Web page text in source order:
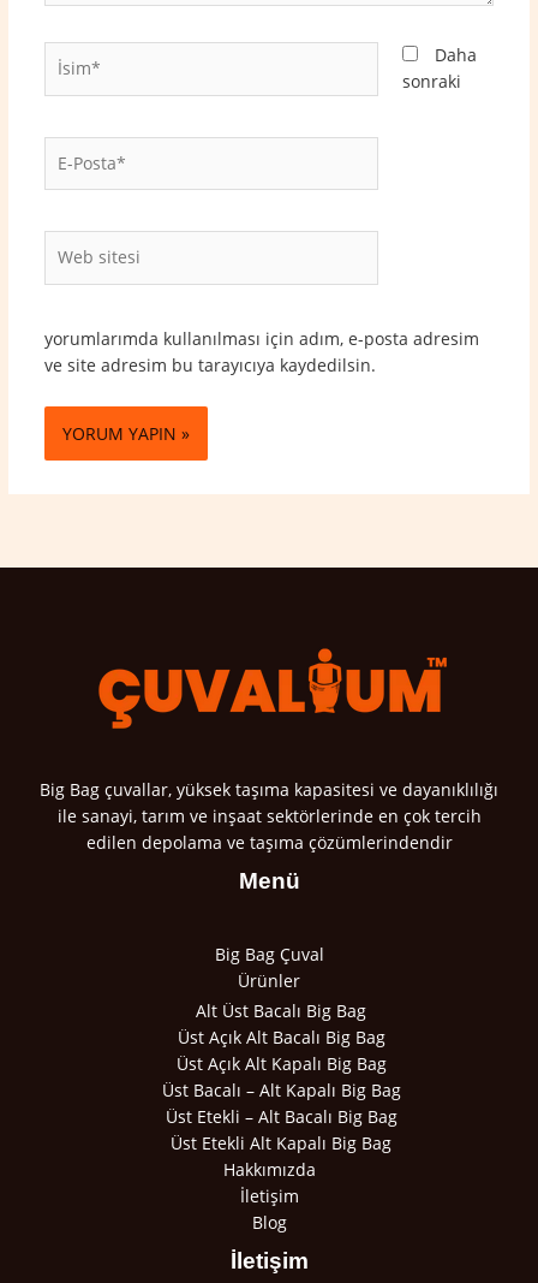
İsim*
Posta*
sitesi
Daha
sonraki
yorumlarımda kullanılması için adım, e-posta adresim
ve site adresim bu tarayıcıya kaydedilsin.
Big Bag çuvallar, yüksek taşıma kapasitesi ve dayanıklılığı
ile sanayi, tarım ve inşaat sektörlerinde en çok tercih
edilen depolama ve taşıma çözümlerindendir
Menü
Big Bag Çuval
Ürünler
Alt Üst Bacalı Big Bag
Üst Açık Alt Bacalı Big Bag
Üst Açık Alt Kapalı Big Bag
Üst Bacalı – Alt Kapalı Big Bag
Üst Etekli – Alt Bacalı Big Bag
Üst Etekli Alt Kapalı Big Bag
Hakkımızda
İletişim
Blog
İletişim